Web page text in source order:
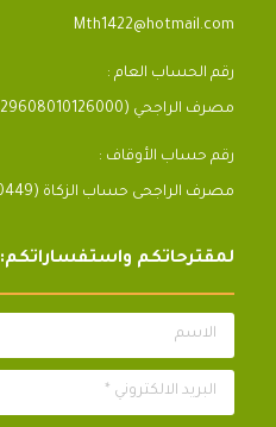
Mth1422@hotmail.com
رقم الحساب العام :
مصرف الراجحي (1429608010126000)
رقم حساب الأوقاف :
مصرف الراجحى حساب الزكاة (142608010300449)
لمقترحاتكم واستفساراتكم:
الاسم
البريد الالكتروني *